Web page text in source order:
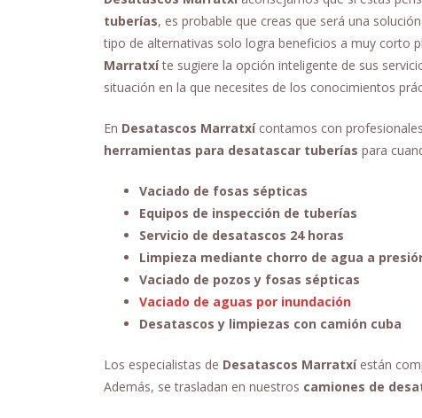
tuberías, es probable que creas que será una
tipo de alternativas solo logra beneficios a muy corto
Marratxíte sugiere la opción inteligente de sus
situación en la que necesites de los conocimientos
En Desatascos Marratxícontamos con
herramientas para desatascar tuberías para
Vaciado de fosas sépticas
Equipos de inspección de tuberías
Servicio de desatascos 24 horas
Limpieza mediante chorro de agua a
Vaciado de pozos y fosas sépticas
Vaciado de aguas por inundación
Desatascos y limpiezas con camión cuba
Los especialistas de Desatascos Marratxí están
Además, se trasladan en nuestros camiones de